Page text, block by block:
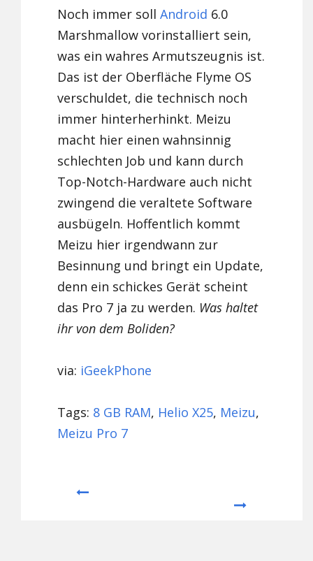
Noch immer sollAndroid 6.0
Marshmallow vorinstalliert sein,
was ein wahres Armutszeugnis ist.
Das ist der Oberfläche Flyme OS
verschuldet, die technisch noch
immer hinterherhinkt. Meizu
macht hier einen wahnsinnig
schlechten Job und kann durch
Top-Notch-Hardware auch nicht
zwingend die veraltete Software
ausbügeln. Hoffentlich kommt
Meizu hier irgendwann zur
Besinnung und bringt ein Update,
denn ein schickes Gerät scheint
das Pro 7 ja zu werden. Was haltet
ihr von dem Boliden?
via: iGeekPhone
Tags: 8 GB RAM, Helio X25, Meizu,
Meizu Pro 7